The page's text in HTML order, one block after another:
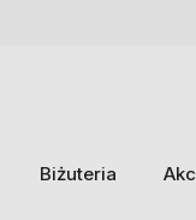
Biżuteria